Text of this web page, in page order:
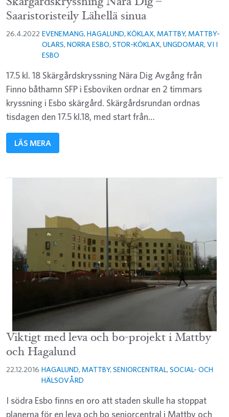
Skärgårdskryssning Nära Dig –
Saaristoristeily Lähellä sinua
26.4.2022 EVENEMANG,HAGALUND,KÖKLAX, MATTBY, MATTBY-
OLARS,NORRA ESBO,STOR-KÖKLAX,UNGDOMAR,VI I
ESBO
17.5 kl. 18 Skärgårdskryssning Nära Dig Avgång från
Finno båthamn SFP i Esboviken ordnar en 2 timmars
kryssning i Esbo skärgård. Skärgårdsrundan ordnas
tisdagen den 17.5 kl.18, med start från…
LÄS MERA
Viktigt med leva och bo-projekt i Mattby
och Hagalund
22.12.2016 HAGALUND, MATTBY,SENIORCENTRAL,SOCIAL- OCH
HÄLSOVÅRD
I södra Esbo finns en oro att staden skulle ha stoppat
planerna för en leva och bo seniorcentral i Mattby och